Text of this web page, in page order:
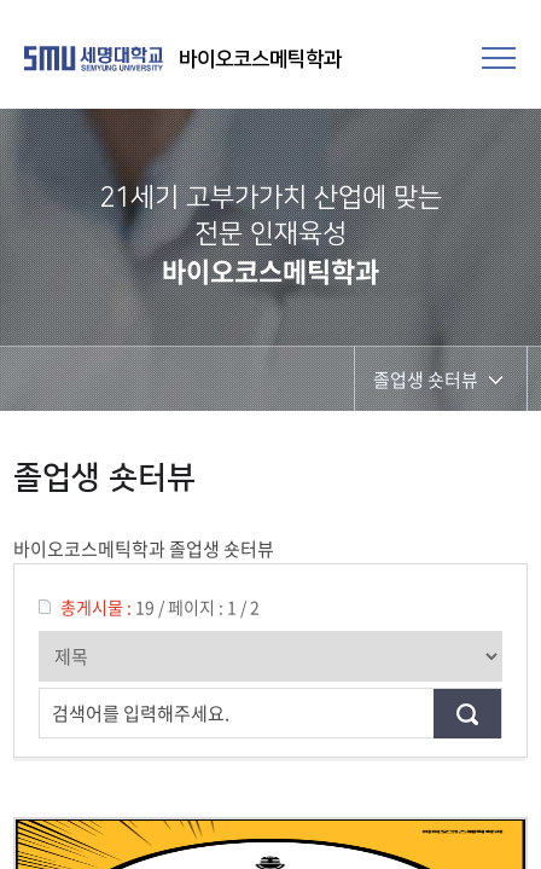
바이오코스메틱학과
21세기 고부가가치 산업에 맞는
전문 인재육성
바이오코스메틱학과
졸업생 숏터뷰
학생회 조직도
졸업생 숏터뷰
바이오코스메틱학과 졸업생 숏터뷰
총게시물 : 19 /페이지 : 1 / 2
검색어를 입력해주세요.